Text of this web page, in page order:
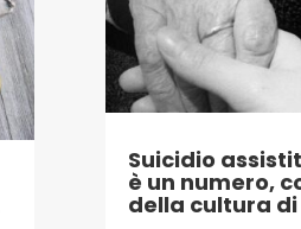
Suicidio
è un numero,
della cultura